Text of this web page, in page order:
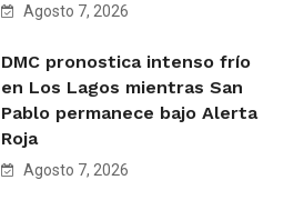
Agosto 7, 2026
DMC pronostica intenso frío
en Los Lagos mientras San
Pablo permanece bajo Alerta
Roja
Agosto 7, 2026